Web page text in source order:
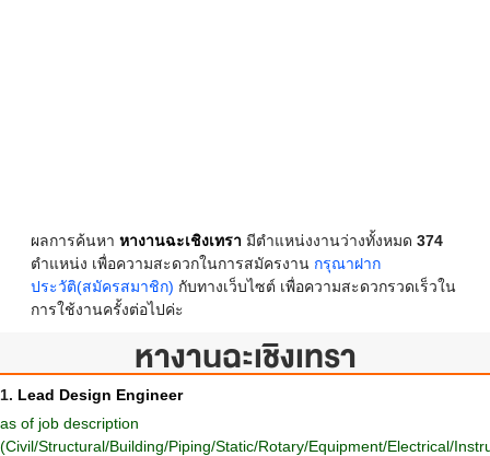
ผลการค้นหา หางานฉะเชิงเทรา มีตำแหน่งงานว่างทั้งหมด 374
ตำแหน่ง เพื่อความสะดวกในการสมัครงาน กรุณาฝาก
ประวัติ(สมัครสมาชิก) กับทางเว็บไซต์ เพื่อความสะดวกรวดเร็วใน
การใช้งานครั้งต่อไปค่ะ
หางานฉะเชิงเทรา
1. Lead Design Engineer
as of job description
(Civil/Structural/Building/Piping/Static/Rotary/Equipment/Electrical/